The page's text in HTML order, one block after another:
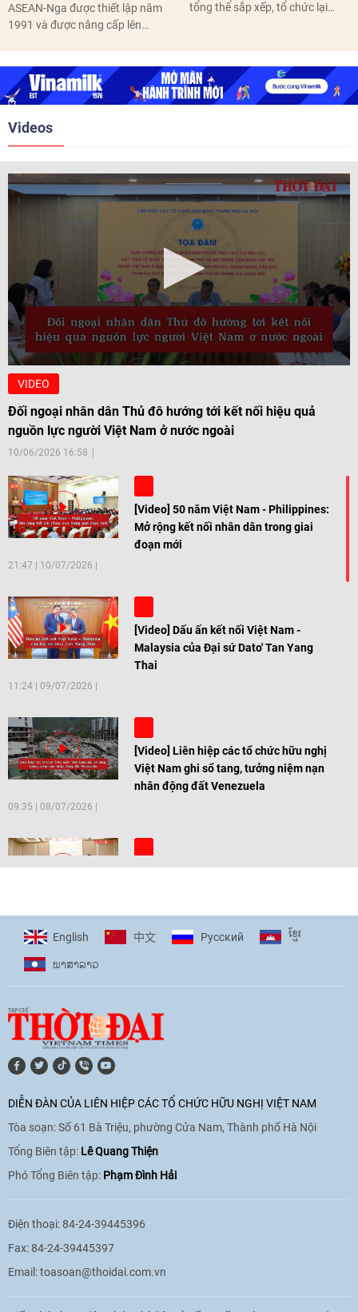
ASEAN-Nga được thiết lập năm
1991 và được nâng cấp lên
nghị Cấp cao vào các năm 2005,
2010, 2016, 2018, 2021.
tổng thể sắp xếp, tổ chức lại
Videos
VIDEO
Đối ngoại nhân dân Thủ đô hướng tới kết nối hiệu quả
nguồn lực người Việt Nam ở nước ngoài
10/06/2026 16:58
[Video] 50 năm Việt Nam - Philippines:
Mở rộng kết nối nhân dân trong giai
đoạn mới
21:47 10/07/2026
[Video] Dấu ấn kết nối Việt Nam -
Malaysia của Đại sứ Dato' Tan Yang
Thai
11:24 09/07/2026
[Video] Liên hiệp các tổ chức hữu nghị
Việt Nam ghi sổ tang, tưởng niệm nạn
nhân động đất Venezuela
09:35 08/07/2026
[Video] Trẻ em Đông Á cùng kiến tạo
11:10|17/06/2026
hòa bình, hữu nghị giữa các dân tộc"
cho Đại sứ Hungary tại Việt Nam
17:25|13/06/2026
English 中文 Pусский ខ្មែរ
ພາ​ສາ​ລາວ
DIỄN ĐÀN CỦA LIÊN HIỆP CÁC TỔ CHỨC HỮU NGHỊ VIỆT NAM
Tòa soạn: Số 61 Bà Triệu, phường Cửa Nam, Thành phố Hà Nội
Tổng Biên tập: Lê Quang Thiện
Phó Tổng Biên tập: Phạm Đình Hải
Điện thoại: 84-24-39445396
Fax: 84-24-39445397
Email:toasoan@thoidai.com.vn